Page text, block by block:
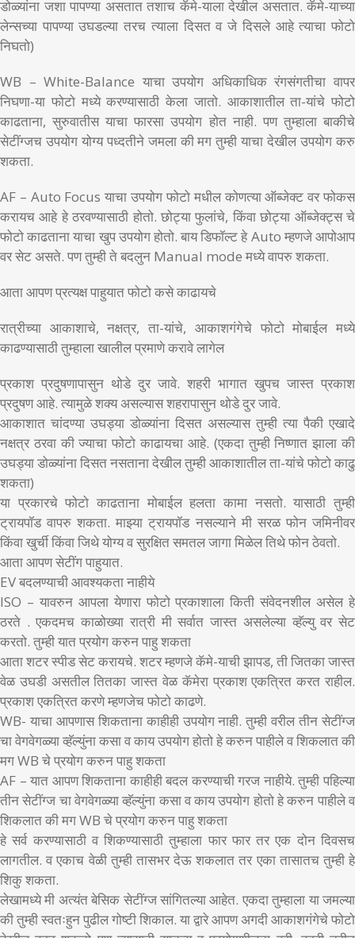
डोळ्यांना जशा पापण्या असतात तशाच कॅमे-याला देखील असतात. कॅमे-याच्या
लेन्सच्या पापण्या उघडल्या तरच त्याला दिसत व जे दिसले आहे त्याचा फोटो
निघतो)
WB – White-Balance याचा उपयोग अधिकाधिक रंगसंगतीचा वापर
निघणा-या फोटो मध्ये करण्यासाठी केला जातो. आकाशातील ता-यांचे फोटो
काढताना, सुरुवातीस याचा फारसा उपयोग होत नाही. पण तुम्हाला बाकीचे
सेटींग्जच उपयोग योग्य पध्दतीने जमला की मग तुम्ही याचा देखील उपयोग करु
शकता.
AF – Auto Focus याचा उपयोग फोटो मधील कोणत्या ऑब्जेक्ट वर फोकस
करायच आहे हे ठरवण्यासाठी होतो. छोट्या फुलांचे, किंवा छोट्या ऑब्जेक्ट्स चे
फोटो काढताना याचा खुप उपयोग होतो. बाय डिफॉल्ट हे Auto म्हणजे आपोआप
वर सेट असते. पण तुम्ही ते बदलुन Manual mode मध्ये वापरु शकता.
आता आपण प्रत्यक्ष पाहुयात फोटो कसे काढायचे
रात्रीच्या आकाशाचे, नक्षत्र, ता-यांचे, आकाशगंगेचे फोटो मोबाईल मध्ये
काढण्यासाठी तुम्हाला खालील प्रमाणे करावे लागेल
प्रकाश प्रदुषणापासुन थोडे दुर जावे. शहरी भागात खुपच जास्त प्रकाश
प्रदुषण आहे. त्यामुळे शक्य असल्यास शहरापासुन थोडे दुर जावे.
आकाशात चांदण्या उघड्या डोळ्यांना दिसत असल्यास तुम्ही त्या पैकी एखादे
नक्षत्र ठरवा की ज्याचा फोटो काढायचा आहे. (एकदा तुम्ही निष्णात झाला की
उघड्या डोळ्यांना दिसत नसताना देखील तुम्ही आकाशातील ता-यांचे फोटो काढु
शकता)
या प्रकारचे फोटो काढताना मोबाईल हलता कामा नसतो. यासाठी तुम्ही
ट्रायपॉड वापरु शकता. माझ्या ट्रायपॉड नसल्याने मी सरळ फोन जमिनीवर
किंवा खुर्ची किंवा जिथे योग्य व सुरक्षित समतल जागा मिळेल तिथे फोन ठेवतो.
आता आपण सेटींग पाहुयात.
EV बदलण्याची आवश्यकता नाहीये
ISO – यावरुन आपला येणारा फोटो प्रकाशाला किती संवेदनशील असेल हे
ठरते . एकदमच काळोख्या रात्री मी सर्वात जास्त असलेल्या व्हॅल्यु वर सेट
करतो. तुम्ही यात प्रयोग करुन पाहु शकता
आता शटर स्पीड सेट करायचे. शटर म्हणजे कॅमे-याची झापड, ती जितका जास्त
वेळ उघडी असतील तितका जास्त वेळ कॅमेरा प्रकाश एकत्रित करत राहील.
प्रकाश एकत्रित करणे म्हणजेच फोटो काढणे.
WB- याचा आपणास शिकताना काहीही उपयोग नाही. तुम्ही वरील तीन सेटींग्ज
चा वेगवेगळ्या व्हॅल्युंना कसा व काय उपयोग होतो हे करुन पाहीले व शिकलात की
मग WB चे प्रयोग करुन पाहु शकता
AF – यात आपण शिकताना काहीही बदल करण्याची गरज नाहीये. तुम्ही पहिल्या
तीन सेटींग्ज चा वेगवेगळ्या व्हॅल्युंना कसा व काय उपयोग होतो हे करुन पाहीले व
शिकलात की मग WB चे प्रयोग करुन पाहु शकता
हे सर्व करण्यासाठी व शिकण्यासाठी तुम्हाला फार फार तर एक दोन दिवसच
लागतील. व एकाच वेळी तुम्ही तासभर देऊ शकलात तर एका तासातच तुम्ही हे
शिकु शकता.
लेखामध्ये मी अत्यंत बेसिक सेटींग्ज सांगितल्या आहेत. एकदा तुम्हाला या जमल्या
की तुम्ही स्वतःहुन पुढील गोष्टी शिकाल. या द्वारे आपण अगदी आकाशगंगेचे फोटो